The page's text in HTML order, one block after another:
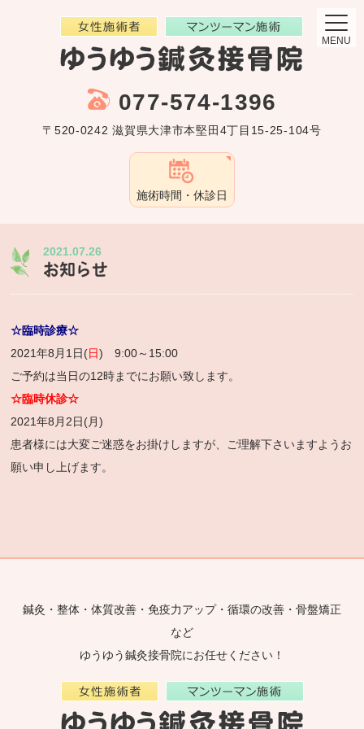
077-574-1396
〒520-0242 滋賀県大津市本堅田4丁目15-25-104号
施術時間・休診日
MENU
2021.07.26
お知らせ
☆臨時診療☆
2021年8月1日(日) 9:00～15:00
ご予約は当日の12時までにお願い致します。
☆臨時休診☆
2021年8月2日(月)
患者様には大変ご迷惑をお掛けしますが、ご理解下さいますようお
願い申し上げます。
鍼灸・整体・体質改善・免疫力アップ・循環の改善・骨盤矯正
など
ゆうゆう鍼灸接骨院にお任せください！